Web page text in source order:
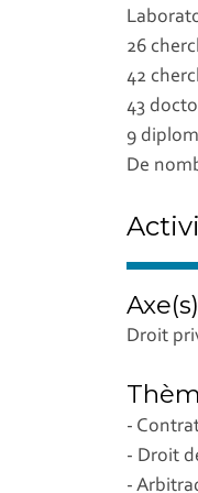
26
42
43
9
De
Droit
-
- Droit
-